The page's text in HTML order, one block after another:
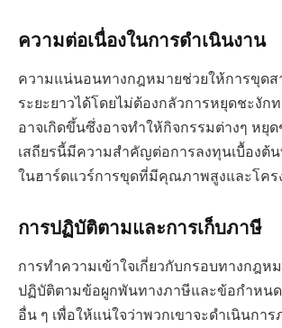
ความต่อเนื่องในการดำเนินงาน
ความแน่นอนทางกฎหมายช่วยให้การขุดส
ระยะยาวได้โดยไม่ต้องกลัวการหยุดชะงัก
อาจเกิดขึ้นซึ่งอาจทำให้กิจกรรมต่างๆ หยุ
เสถียรนี้มีความสำคัญต่อการลงทุนเบื้องต้
ในฮาร์ดแวร์การขุดที่มีคุณภาพสูงและโคร
การปฏิบัติตามและการเก็บภาษี
การทำความเข้าใจเกี่ยวกับกรอบทางกฎห
ปฏิบัติตามข้อผูกพันทางภาษีและข้อกำหนด
อื่น ๆ เพื่อให้แน่ใจว่าพวกเขาจะดำเนินกา